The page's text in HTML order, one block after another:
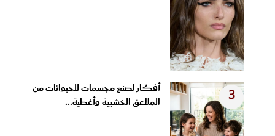
3
أفكار لصنع مجسمات للحيوانات من
الملاعق الخشبية وأغطية...